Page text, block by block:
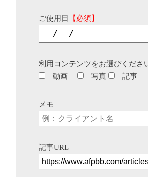
ご使用日 【必須】
利用コンテンツをお選びくださ
動画
写真 記事
メモ
記事URL